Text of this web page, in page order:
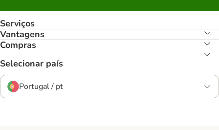
Serviços
Vantagens
Compras
Selecionar país
Portugal / pt